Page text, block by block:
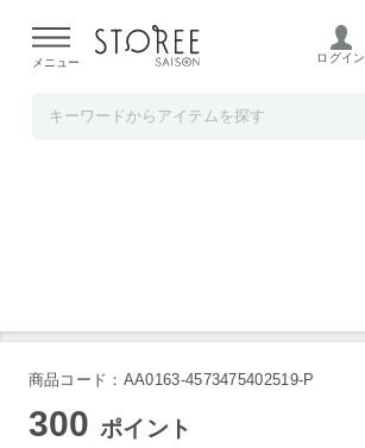
よる配送遅延が発生しております。
メニュー ログイン
マルチドリンクホルダー 車用品
商品コード：AA0163-4573475402519-P
300ポイント